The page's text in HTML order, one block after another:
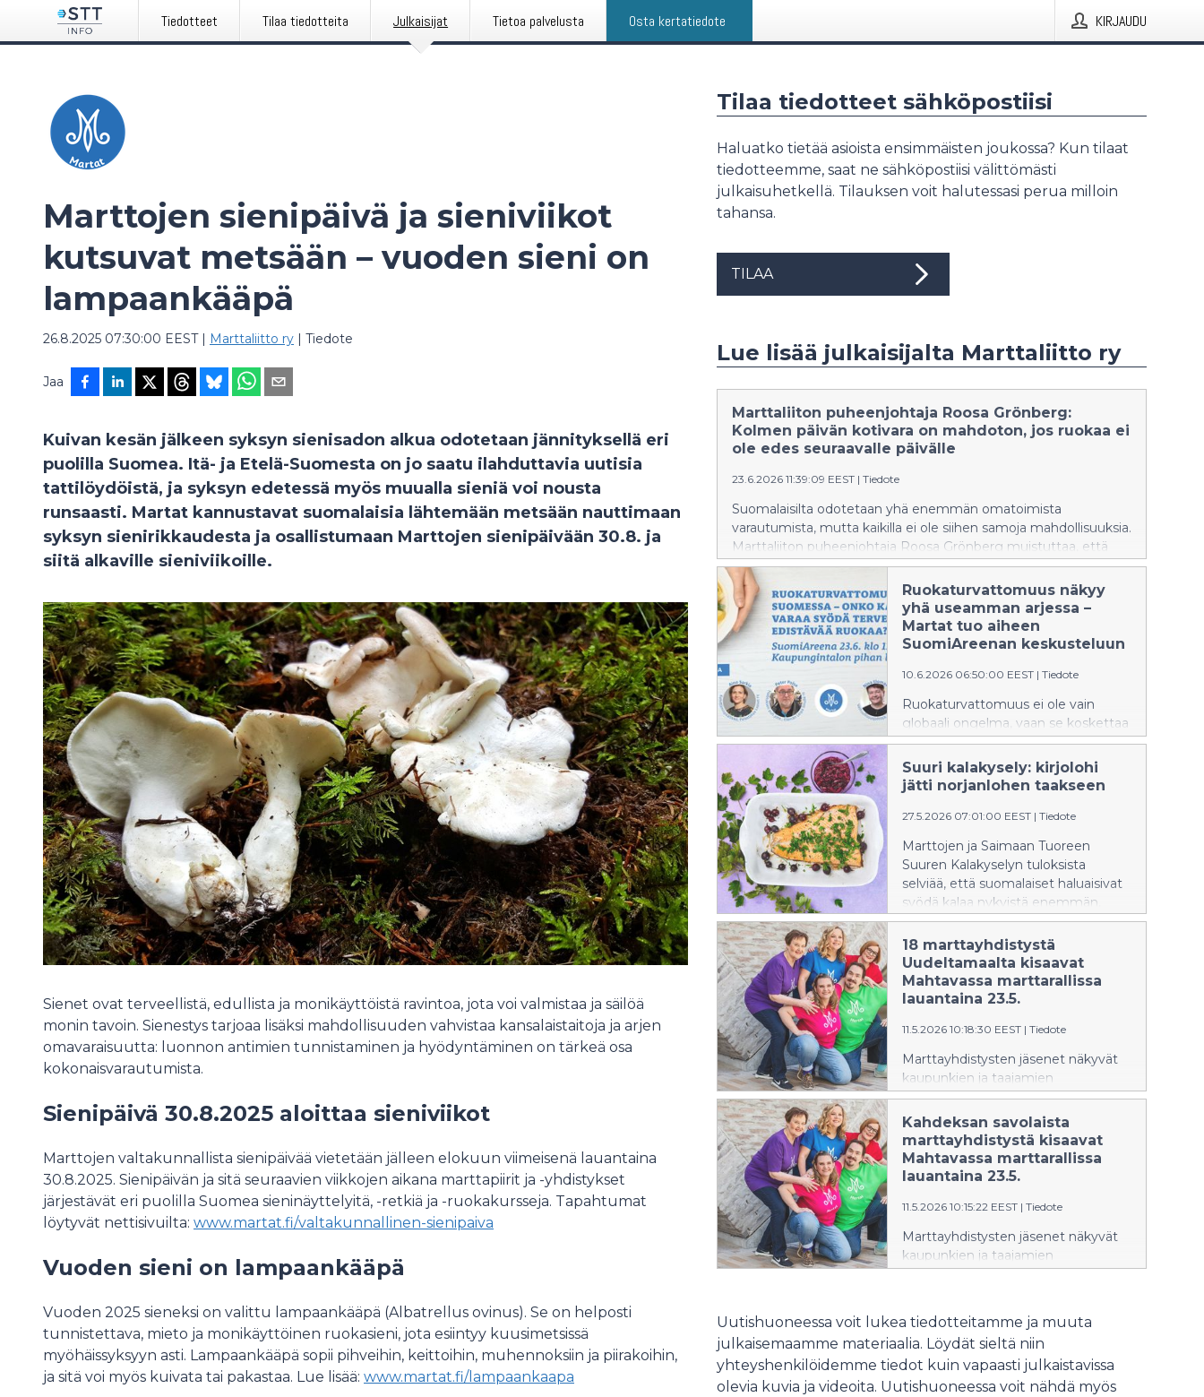
Tiedotteet Tilaa tiedotteita Julkaisijat Tietoa palvelusta Osta kertatiedote KIRJAUDU
Marttojen sienipäivä ja sieniviikot
kutsuvat metsään – vuoden sieni on
lampaankääpä
26.8.2025 07:30:00 EEST| Marttaliitto ry | Tiedote
Jaa
Kuivan kesän jälkeen syksyn sienisadon alkua odotetaan jännityksellä eri
puolilla Suomea. Itä- ja Etelä-Suomesta on jo saatu ilahduttavia uutisia
tattilöydöistä, ja syksyn edetessä myös muualla sieniä voi nousta
runsaasti. Martat kannustavat suomalaisia lähtemään metsään nauttimaan
syksyn sienirikkaudesta ja osallistumaan Marttojen sienipäivään 30.8. ja
siitä alkaville sieniviikoille.
Sienet ovat terveellistä, edullista ja monikäyttöistä ravintoa, jota voi valmistaa ja säilöä
monin tavoin. Sienestys tarjoaa lisäksi mahdollisuuden vahvistaa kansalaistaitoja ja arjen
omavaraisuutta: luonnon antimien tunnistaminen ja hyödyntäminen on tärkeä osa
kokonaisvarautumista.
Sienipäivä 30.8.2025 aloittaa sieniviikot
Marttojen valtakunnallista sienipäivää vietetään jälleen elokuun viimeisenä lauantaina
30.8.2025. Sienipäivän ja sitä seuraavien viikkojen aikana marttapiirit ja -yhdistykset
järjestävät eri puolilla Suomea sieninäyttelyitä, -retkiä ja -ruokakursseja. Tapahtumat
löytyvät nettisivuilta: www.martat.fi/valtakunnallinen-sienipaiva
Vuoden sieni on lampaankääpä
Vuoden 2025 sieneksi on valittu lampaankääpä (Albatrellus ovinus). Se on helposti
tunnistettava, mieto ja monikäyttöinen ruokasieni, jota esiintyy kuusimetsissä
myöhäissyksyyn asti. Lampaankääpä sopii pihveihin, keittoihin, muhennoksiin ja piirakoihin,
ja sitä voi myös kuivata tai pakastaa. Lue lisää: www.martat.fi/lampaankaapa
Tilaa tiedotteet sähköpostiisi
Haluatko tietää asioista ensimmäisten joukossa? Kun tilaat
tiedotteemme, saat ne sähköpostiisi välittömästi
julkaisuhetkellä. Tilauksen voit halutessasi perua milloin
tahansa.
TILAA
Lue lisää julkaisijalta Marttaliitto ry
Marttaliiton puheenjohtaja Roosa Grönberg:
Kolmen päivän kotivara on mahdoton, jos ruokaa ei
ole edes seuraavalle päivälle
23.6.2026 11:39:09 EEST | Tiedote
Suomalaisilta odotetaan yhä enemmän omatoimista
varautumista, mutta kaikilla ei ole siihen samoja mahdollisuuksia.
Marttaliiton puheenjohtaja Roosa Grönberg muistuttaa, että
kriisinkestävyys rakentuu tavallisessa arjessa: siinä, onko ruokaa
pöydässä, riittävätkö rahat kuukauden loppuun ja löytyykö
ihmiseltä taitoja huolehtia kodista, taloudesta ja itsestään.
Ruokaturvattomuus näkyy
yhä useamman arjessa –
Martat tuo aiheen
SuomiAreenan keskusteluun
10.6.2026 06:50:00 EEST | Tiedote
Ruokaturvattomuus ei ole vain
globaali ongelma, vaan se koskettaa
yhä useampia Suomessa. Martat
nostaa aiheen esiin SuomiAreenassa
tiistaina 23.6.2026 järjestettävässä
paneelikeskustelussa, jossa
tarkastellaan, miten kaikilla olisi
edistävää ruokaa taloudellisesti
tiukkoina aikoina.
Suuri kalakysely: kirjolohi
jätti norjanlohen taakseen
27.5.2026 07:01:00 EEST | Tiedote
Marttojen ja Saimaan Tuoreen
Suuren Kalakyselyn tuloksista
selviää, että suomalaiset haluaisivat
syödä kalaa nykyistä enemmän,
mutta erityisesti nuoret kokevat
kalan valmistamisen vaivalloiseksi.
Helppojen ruokaohjeiden, edullisten
vaihtoehtojen ja käyttövalmiiden
tuotteiden uskotaan lisäävän kalan
18 marttayhdistystä
Uudeltamaalta kisaavat
Mahtavassa marttarallissa
lauantaina 23.5.
11.5.2026 10:18:30 EEST | Tiedote
Marttayhdistysten jäsenet näkyvät
kaupunkien ja taajamien
keskustoissa lauantaina 23.
toukokuuta, kun käynnissä on
Mahtava marttaralli. Leikkimielisessä
kisassa marttajoukkueet suorittavat
erilaisia marttamaisia tehtäviä.
määrävälein, ja martat eri puolilla
maata suorittavat tehtäviä yhtä
aikaa.
Kahdeksan savolaista
marttayhdistystä kisaavat
Mahtavassa marttarallissa
lauantaina 23.5.
11.5.2026 10:15:22 EEST | Tiedote
Marttayhdistysten jäsenet näkyvät
kaupunkien ja taajamien
keskustoissa lauantaina 23.
Mahtava marttaralli. Leikkimielisessä
kisassa marttajoukkueet suorittavat
erilaisia marttamaisia tehtäviä.
Tehtävät lähetetään joukkueille
määrävälein, ja martat eri puolilla
Uutishuoneessa voit lukea tiedotteitamme ja muuta
julkaisemaamme materiaalia. Löydät sieltä niin
yhteyshenkilöidemme tiedot kuin vapaasti julkaistavissa
olevia kuvia ja videoita. Uutishuoneessa voit nähdä myös